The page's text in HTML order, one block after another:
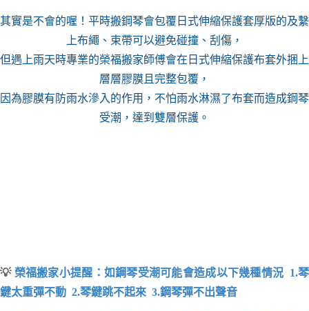
其實是不會的喔！平時搬鋼琴會包覆日式伸縮保護套厚版的及繫
上布繩、束帶可以避免碰撞、刮傷，
但遇上雨天時專業的榮福搬家師傅會在日式伸縮保護布套外捆上
層層膠膜且完整包覆，
因為膠膜有防雨水滲入的作用，不怕雨水淋濕了布套而造成鋼琴
受潮，達到雙層保護。
💡 榮福搬家小提醒：如鋼琴受潮可能會造成以下幾種情況 1.琴
鍵太重彈不動 2.琴鍵跳不起來 3.鋼琴彈不出聲音